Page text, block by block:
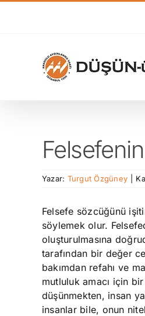
Yazar: Turgut Özgüney
Felsefe sözcüğünü
söylemek olur.
oluşturulmasına
tarafından bir değer
bakımdan refahı ve
mutluluk amacı için
düşünmekten, insan
insanlar bile, onun